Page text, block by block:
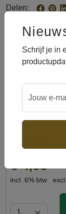
d63691ad
Schrijf je in
Jouw e-
d0c17fc0
6b104bad
d3902ecc
2d70643e
75dc920d
ee1b82c7
Delen
merk
gewicht
ingrediënten
Niet voor menselijke
€ 4,95
incl. 6% btw